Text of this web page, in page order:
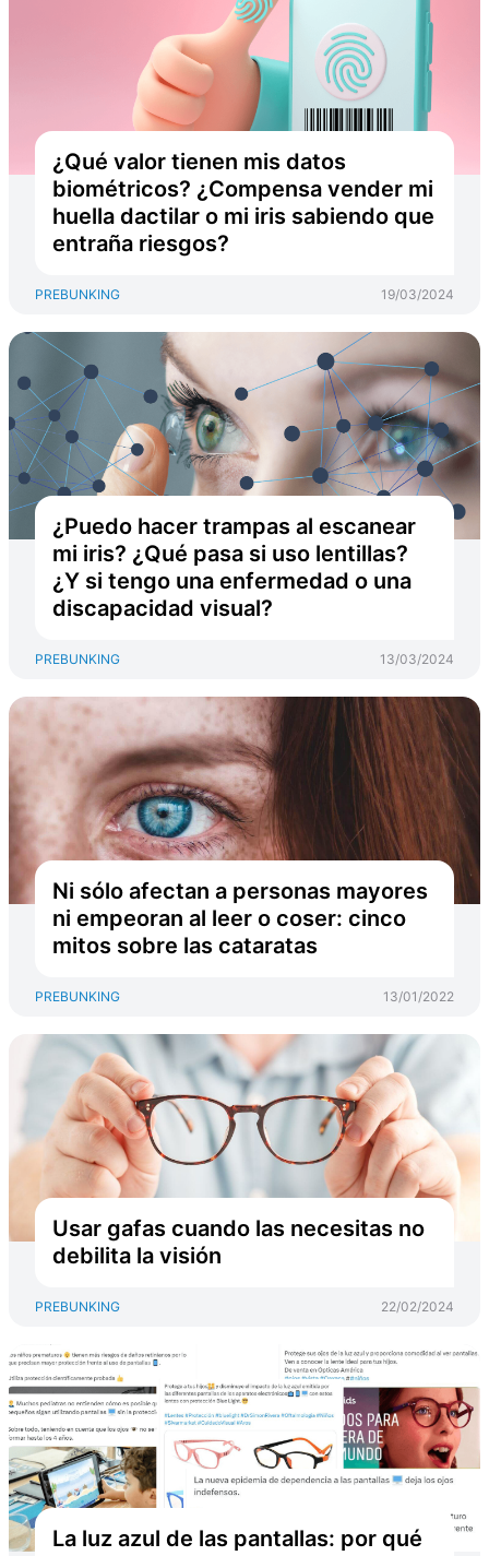
¿Qué valor tienen mis datos
biométricos? ¿Compensa vender mi
huella dactilar o mi iris sabiendo que
entraña riesgos?
PREBUNKING 19/03/2024
¿Puedo hacer trampas al escanear
mi iris? ¿Qué pasa si uso lentillas?
¿Y si tengo una enfermedad o una
discapacidad visual?
PREBUNKING 13/03/2024
Ni sólo afectan a personas mayores
ni empeoran al leer o coser: cinco
mitos sobre las cataratas
PREBUNKING 13/01/2022
Usar gafas cuando las necesitas no
debilita la visión
PREBUNKING 22/02/2024
La luz azul de las pantallas: por qué